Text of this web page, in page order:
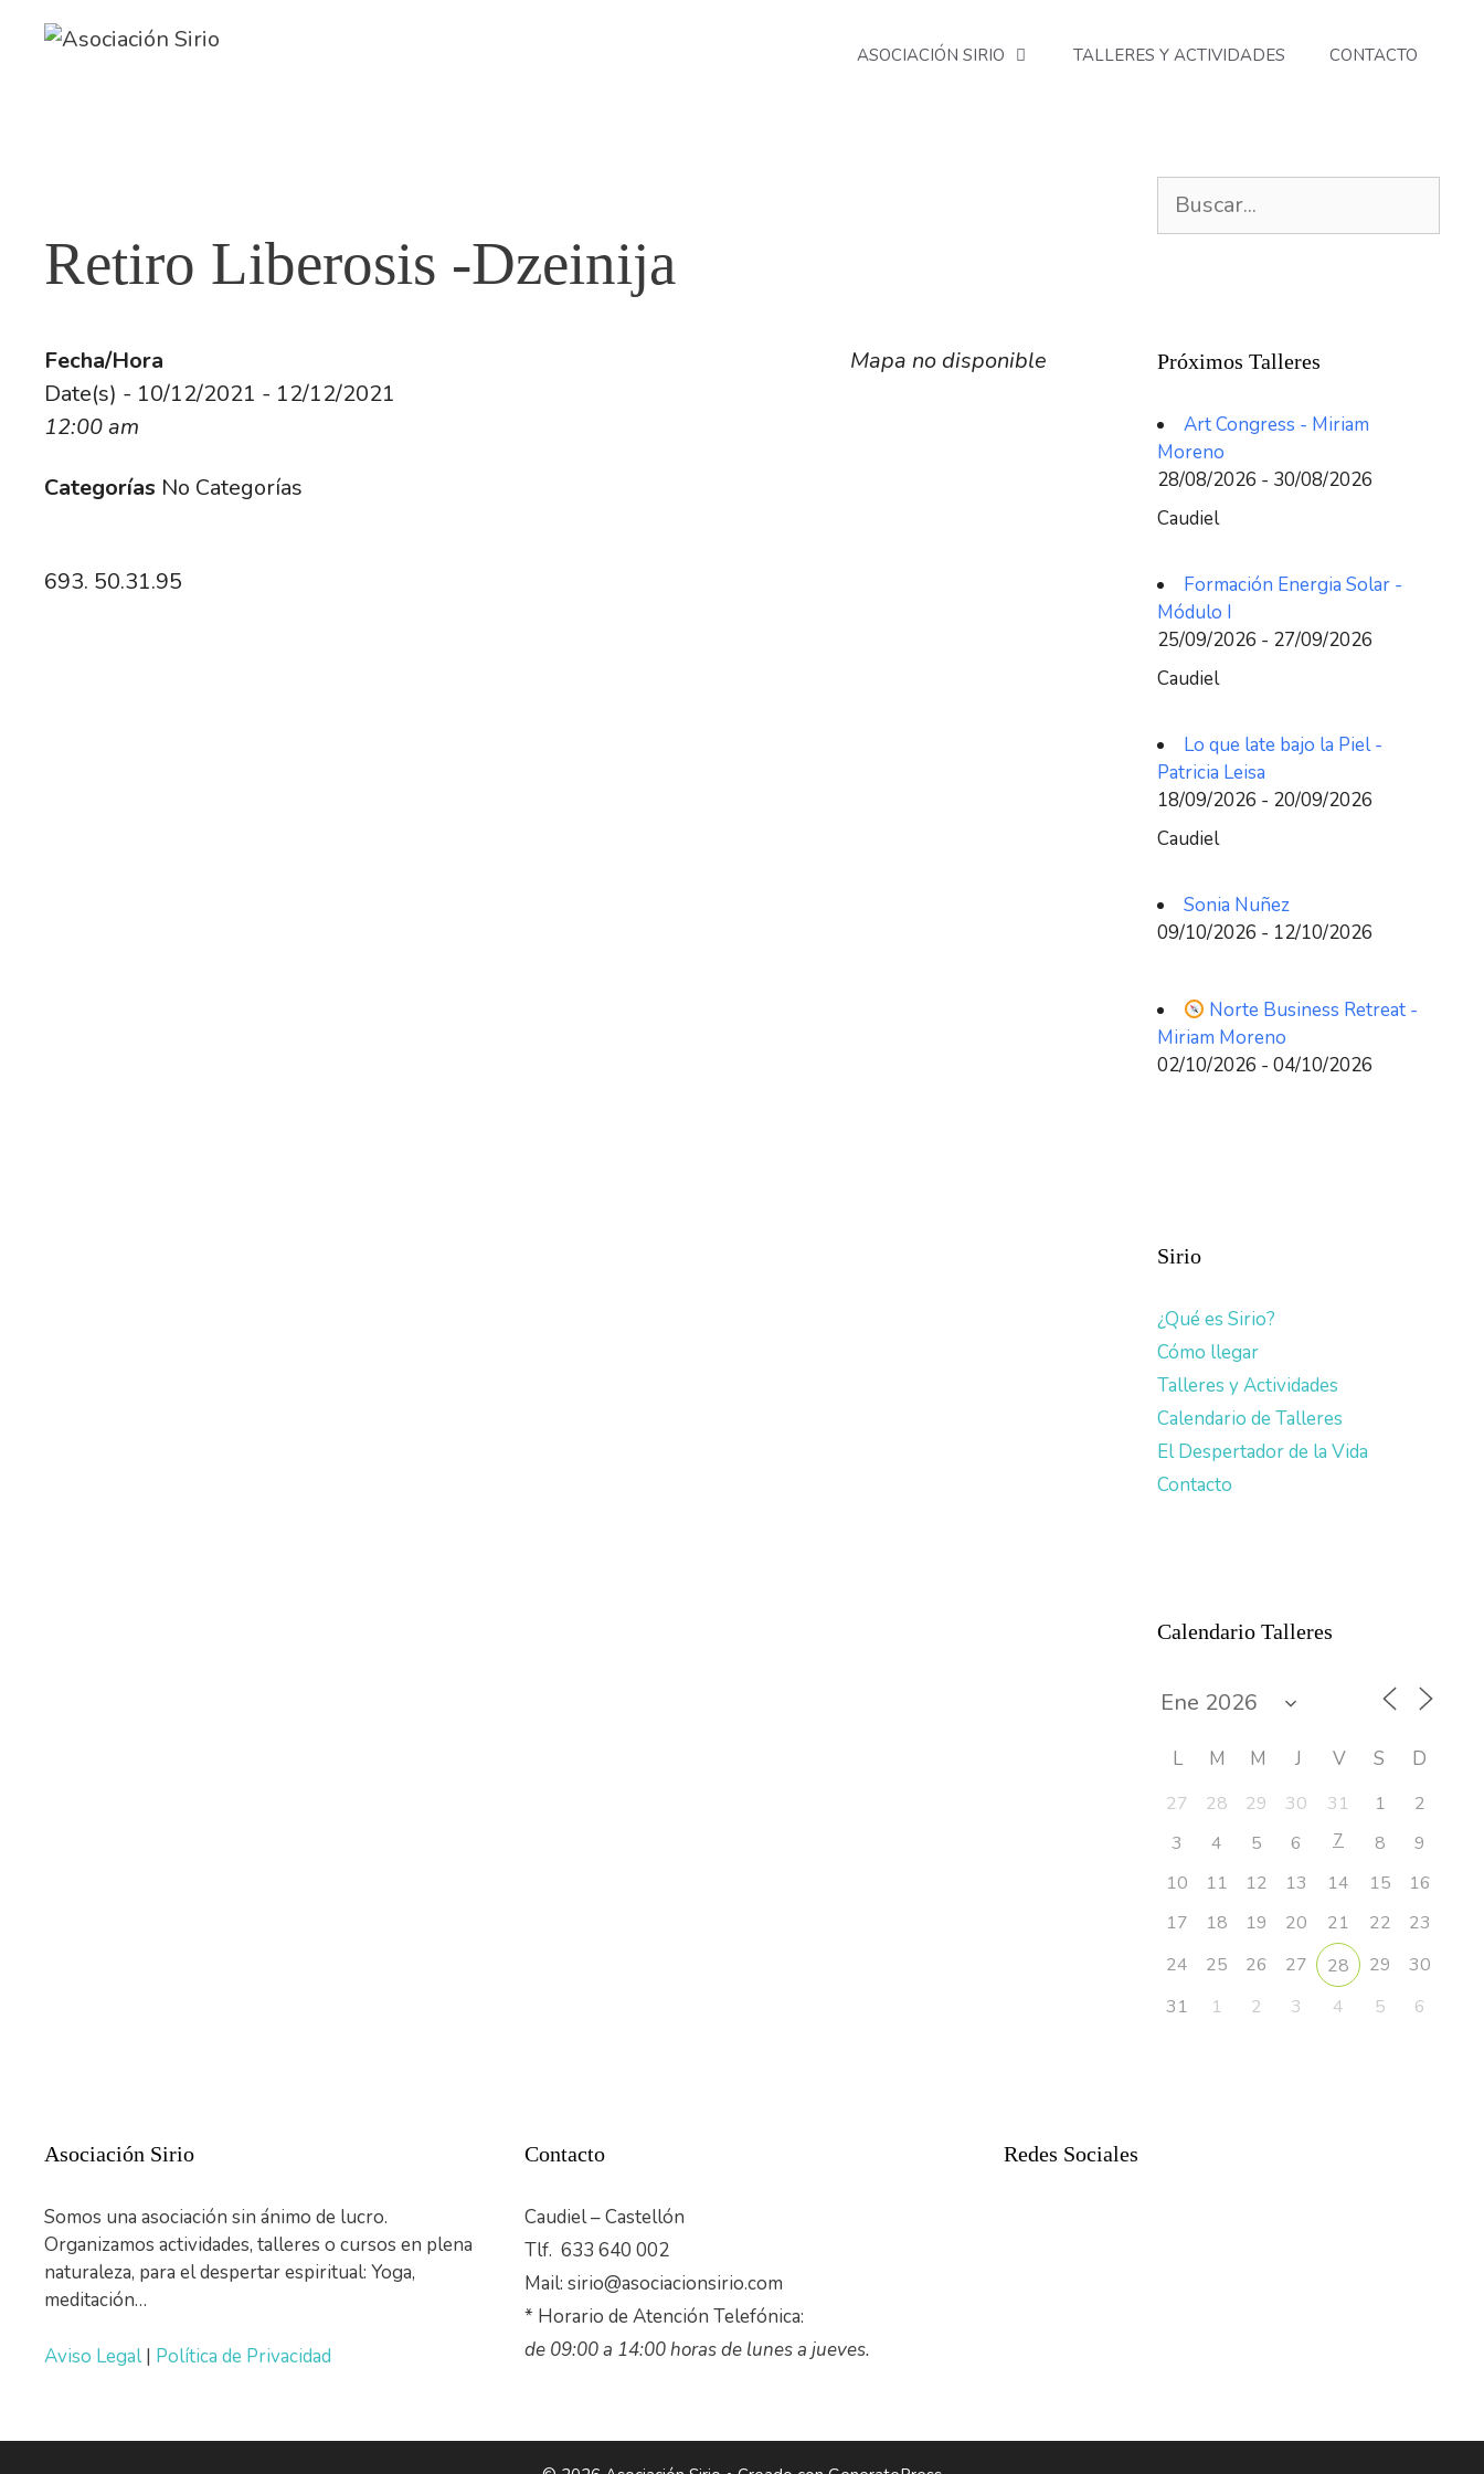
ASOCIACIÓN SIRIO TALLERES Y ACTIVIDADES CONTACTO
Retiro Liberosis -Dzeinija
Mapa no disponible
Fecha/Hora
Date(s) - 10/12/2021 - 12/12/2021
12:00 am
Categorías No Categorías
693. 50.31.95
Próximos Talleres
Art Congress - Miriam
Moreno
28/08/2026 - 30/08/2026
Caudiel
Formación Energia Solar -
Módulo I
25/09/2026 - 27/09/2026
Caudiel
Lo que late bajo la Piel -
Patricia Leisa
18/09/2026 - 20/09/2026
Caudiel
Sonia Nuñez
09/10/2026 - 12/10/2026
Norte Business Retreat -
Miriam Moreno
02/10/2026 - 04/10/2026
Sirio
¿Qué es Sirio?
Cómo llegar
Talleres y Actividades
Calendario de Talleres
El Despertador de la Vida
Contacto
Calendario Talleres
L M M J V S D
27 28 29 30 31 1
2
3
4 5 6 7 8
9
10
11 12 13 14 15
16
17
18 19 20 21 22
23
24
25 26 27 28 29
30
31
1 2 3 4 5 6
Asociación Sirio
Somos una asociación sin ánimo de lucro.
Organizamos actividades, talleres o cursos en plena
naturaleza, para el despertar espiritual: Yoga,
meditación…
Aviso Legal| Política de Privacidad
Contacto
Caudiel – Castellón
Tlf. 633 640 002
Mail: sirio@asociacionsirio.com
* Horario de Atención Telefónica:
de 09:00 a 14:00 horas de lunes a jueves.
Redes Sociales